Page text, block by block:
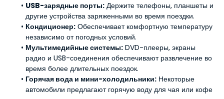
USB-зарядные порты: Держите телефоны, планшеты и
другие устройства заряженными во время поездки.
Кондиционер: Обеспечивает комфортную температуру
независимо от погодных условий.
Мультимедийные системы: DVD-плееры, экраны
радио и USB-соединения обеспечивают развлечение во
время более длительных поездок.
Горячая вода и мини-холодильники: Некоторые
автомобили предлагают горячую воду для чая или кофе